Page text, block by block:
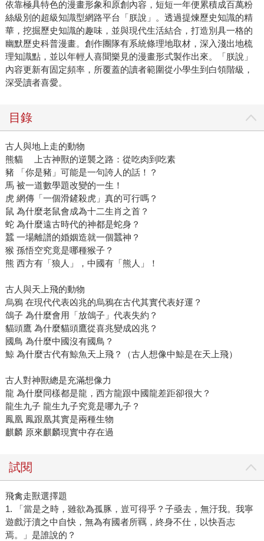
依靠極具特色的漫畫形象和原創內容，短短一年便累積成百萬粉
絲級別的超級知識型網路平台「朕說」。透過提煉歷史知識的精
華，挖掘歷史知識的趣味，並與現代生活結合，打造別具一格的
幽默歷史科普漫畫。創作團隊有系統條理地取材，深入淺出地梳
理知識點，並以年輕人喜聞樂見的漫畫形式製作出來。「朕說」
內容更新有固定頻率，所覆蓋的讀者範圍從小學生到白領階級，
深受讀者喜愛。
目錄
古人與地上走的動物
熊貓 上古神獸的逆襲之路：從吃肉到吃素
豬 「你是豬」可能是一句誇人的話！？
馬 被一道數學題改變的一生！
虎 網傳「一個滑鏟殺虎」真的可行嗎？
鼠 為什麼老鼠會成為十二生肖之首？
蛇 為什麼遠古時代的神都是蛇身？
蠶 一場離譜的婚姻造就一個蠶神？
猴 孫悟空究竟是哪種猴子？
熊 西方有「狼人」，中國有「熊人」！
古人與天上飛的動物
烏鴉 在現代代表凶兆的烏鴉在古代其實代表好運？
鴿子 為什麼會用「放鴿子」代表失約？
貓頭鷹 為什麼貓頭鷹從喜兆變成凶兆？
國鳥 為什麼中國沒有國鳥？
鯨 為什麼古代有鯨魚天上飛？（古人想像中鯨是在天上飛）
古人對神獸總是充滿想像力
龍 為什麼同樣都是龍，西方龍跟中國龍差距卻很大？
龍生九子 龍生九子究竟是哪九子？
鳳凰 鳳跟凰其實是兩種生物
麒麟 原來麒麟現實中存在過
試閱
飛禽走獸選擇題
1. 「當是之時，雖欲為孤豚，豈可得乎？子亟去，無汙我。我寧
遊戲汙瀆之中自快，無為有國者所羈，終身不仕，以快吾志
焉。」是誰說的？